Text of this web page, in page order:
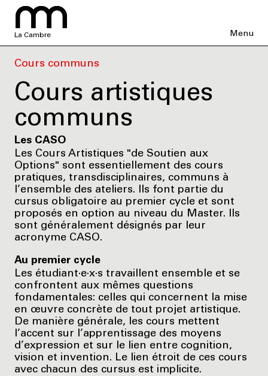
La Cambre Menu
Cours communs
Cours artistiques
communs
Les CASO
Les Cours Artistiques "de Soutien aux
Options" sont essentiellement des cours
pratiques, transdisciplinaires, communs à
l’ensemble des ateliers. Ils font partie du
cursus obligatoire au premier cycle et sont
proposés en option au niveau du Master. Ils
sont généralement désignés par leur
acronyme CASO.
Au premier cycle
Les étudiant·e·x·s travaillent ensemble et se
confrontent aux mêmes questions
fondamentales: celles qui concernent la mise
en œuvre concrète de tout projet artistique.
De manière générale, les cours mettent
l’accent sur l’apprentissage des moyens
d’expression et sur le lien entre cognition,
vision et invention. Le lien étroit de ces cours
avec chacun des cursus est implicite.